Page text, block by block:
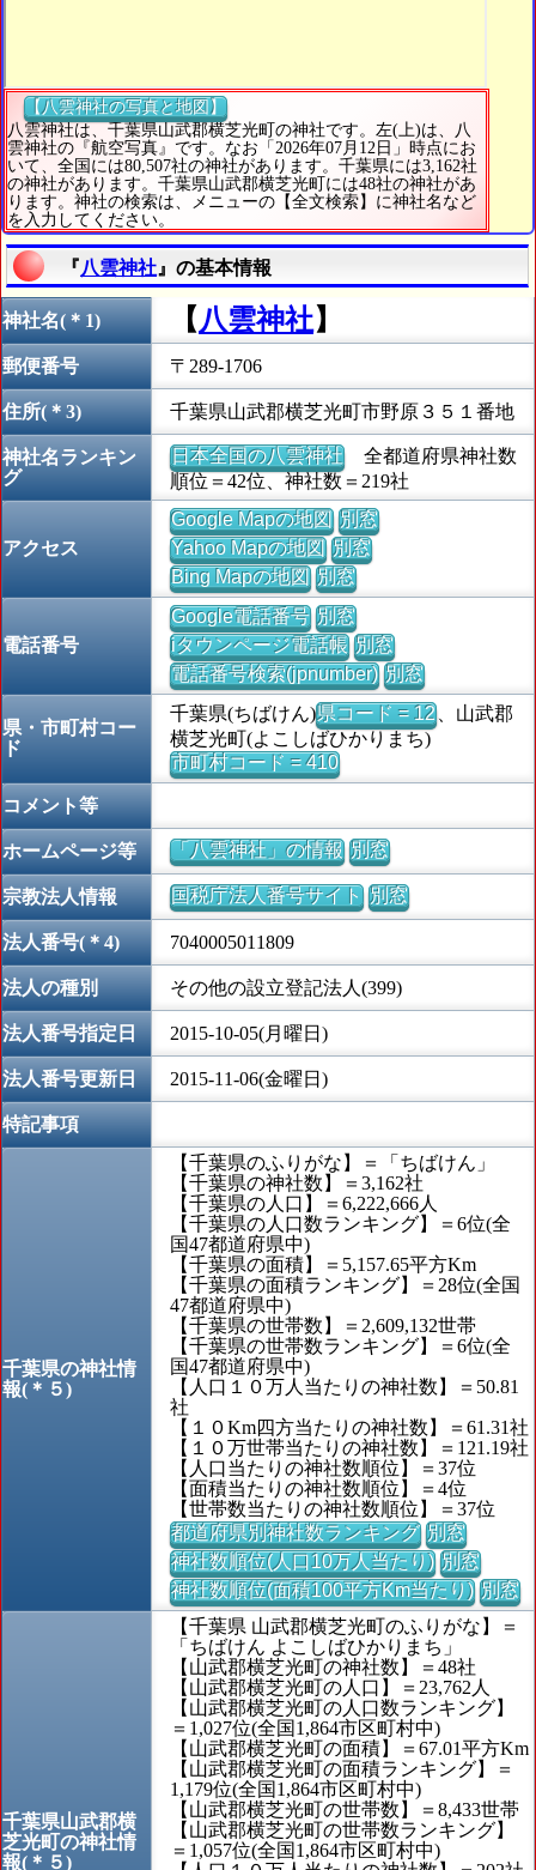
【八雲神社の写真と地図】
八雲神社は、千葉県山武郡横芝光町の神社です。左(上)は、八
雲神社の『航空写真』です。なお「2026年07月12日」時点にお
いて、全国には80,507社の神社があります。千葉県には3,162社
の神社があります。千葉県山武郡横芝光町には48社の神社があ
ります。神社の検索は、メニューの【全文検索】に神社名など
を入力してください。
『八雲神社 』の基本情報
神社名(＊1) 【 八雲神社】
郵便番号 〒289-1706
住所(＊3) 千葉県山武郡横芝光町市野原３５１番地
神社名ランキン
グ
日本全国の八雲神社全都道府県神社数
順位＝42位、神社数＝219社
アクセス
Google Mapの地図 別窓
Yahoo Mapの地図 別窓
Bing Mapの地図 別窓
電話番号
Google電話番号 別窓
iタウンページ電話帳 別窓
電話番号検索(jpnumber) 別窓
県・市町村コー
ド
千葉県(ちばけん)県コード = 12、山武郡
横芝光町(よこしばひかりまち)
市町村コード = 410
コメント等
ホームページ等 「八雲神社」の情報 別窓
宗教法人情報 国税庁法人番号サイト 別窓
法人番号(＊4) 7040005011809
法人の種別 その他の設立登記法人(399)
法人番号指定日 2015-10-05(月曜日)
法人番号更新日 2015-11-06(金曜日)
特記事項
千葉県の神社情
報(＊５)
【千葉県のふりがな】＝「ちばけん」
【千葉県の神社数】＝3,162社
【千葉県の人口】＝6,222,666人
【千葉県の人口数ランキング】＝6位(全
国47都道府県中)
【千葉県の面積】＝5,157.65平方Km
【千葉県の面積ランキング】＝28位(全国
47都道府県中)
【千葉県の世帯数】＝2,609,132世帯
【千葉県の世帯数ランキング】＝6位(全
国47都道府県中)
【人口１０万人当たりの神社数】＝50.81
社
【１０Km四方当たりの神社数】＝61.31社
【１０万世帯当たりの神社数】＝121.19社
【人口当たりの神社数順位】＝37位
【面積当たりの神社数順位】＝4位
【世帯数当たりの神社数順位】＝37位
都道府県別神社数ランキング 別窓
神社数順位(人口10万人当たり) 別窓
神社数順位(面積100平方Km当たり) 別窓
千葉県山武郡横
芝光町の神社情
報(＊５)
【千葉県 山武郡横芝光町のふりがな】＝
「ちばけん よこしばひかりまち」
【山武郡横芝光町の神社数】＝48社
【山武郡横芝光町の人口】＝23,762人
【山武郡横芝光町の人口数ランキング】
＝1,027位(全国1,864市区町村中)
【山武郡横芝光町の面積】＝67.01平方Km
【山武郡横芝光町の面積ランキング】＝
1,179位(全国1,864市区町村中)
【山武郡横芝光町の世帯数】＝8,433世帯
【山武郡横芝光町の世帯数ランキング】
＝1,057位(全国1,864市区町村中)